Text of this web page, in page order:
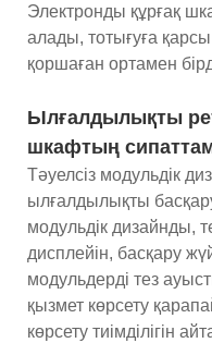
Электронды құрғақ
алады, тотығуға
қоршаған ортамен
Ылғалдылықты
шкафтың
Тәуелсіз модульдік
ылғалдылықты
модульдік дизайнды,
дисплейін, басқару
модульдерді тез
қызмет көрсету
көрсету тиімділігін